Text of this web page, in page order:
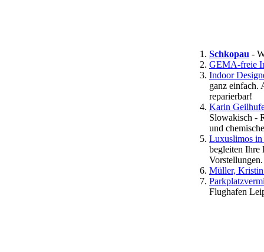
Schkopau -
GEMA-freie
Indoor
ganz einfach.
reparierbar!
Karin
Slowakisch -
und
Luxuslimos in
begleiten Ihre
Vorstellungen.
Müller,
Flughafen